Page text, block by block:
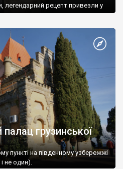
легендарний рецепт привезли у
грузинської
пункті на південному узбережжі
не один).